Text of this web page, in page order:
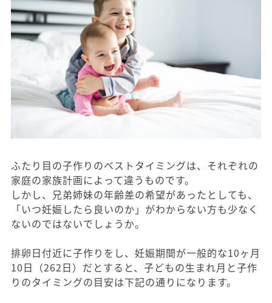
ふたり目の子作りのベストタイミングは、それぞれの
家庭の家族計画によって違うものです。
しかし、兄弟姉妹の年齢差の希望があったとしても、
「いつ妊娠したら良いのか」がわからない方も少なく
ないのではないでしょうか。
排卵日付近に子作りをし、妊娠期間が一般的な10ヶ月
10日（262日）だとすると、子どもの生まれ月と子作
りのタイミングの目安は下記の通りになります。